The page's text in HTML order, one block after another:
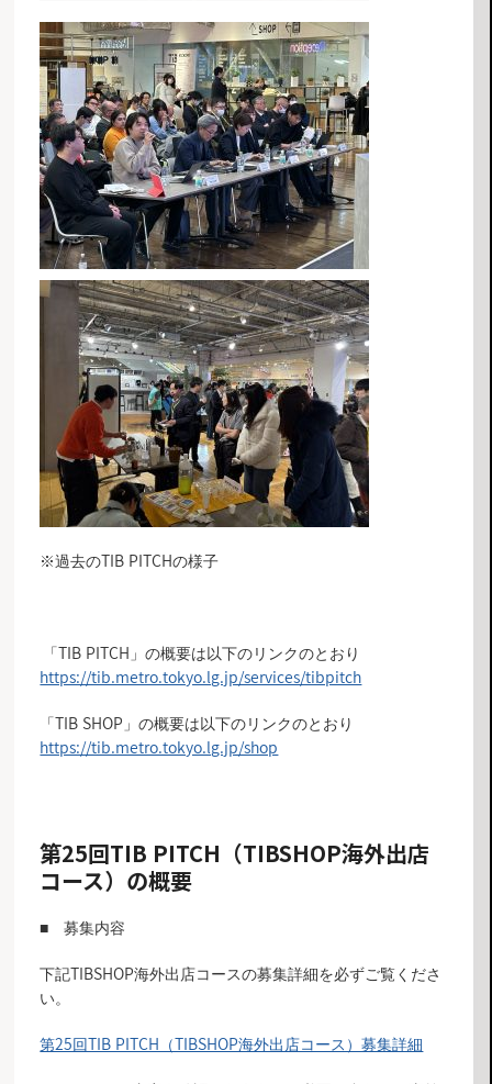
※過去のTIB PITCHの様子
「TIB PITCH」の概要は以下のリンクのとおり
https://tib.metro.tokyo.lg.jp/services/tibpitch
「TIB SHOP」の概要は以下のリンクのとおり
https://tib.metro.tokyo.lg.jp/shop
第25回TIB PITCH（TIBSHOP海外出店
コース）の概要
■ 募集内容
下記TIBSHOP海外出店コースの募集詳細を必ずご覧くださ
い。
第25回TIB PITCH（TIBSHOP海外出店コース）募集詳細